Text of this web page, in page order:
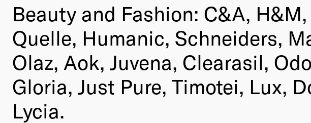
Beauty and Fashion: C&A,
Quelle, Humanic, Schneiders,
Olaz, Aok, Juvena, Clearasil,
Gloria, Just Pure, Timotei, Lux,
Lycia.